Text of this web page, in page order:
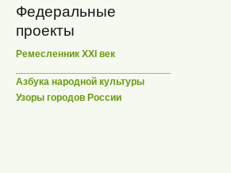
Федеральные
проекты
Ремесленник XXI век
Азбука народной культуры
Узоры городов России